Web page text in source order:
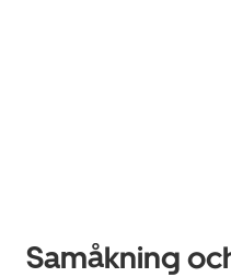
Samåkning